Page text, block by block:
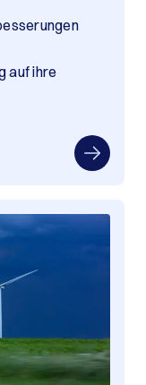
auf ihre